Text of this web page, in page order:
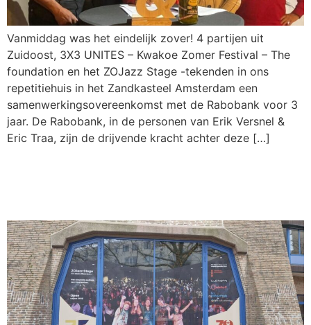
Vanmiddag was het eindelijk zover! 4 partijen uit
Zuidoost, 3X3 UNITES – Kwakoe Zomer Festival – The
foundation en het ZOJazz Stage -tekenden in ons
repetitiehuis in het Zandkasteel Amsterdam een
samenwerkingsovereenkomst met de Rabobank voor 3
jaar. De Rabobank, in de personen van Erik Versnel &
Eric Traa, zijn de drijvende kracht achter deze […]